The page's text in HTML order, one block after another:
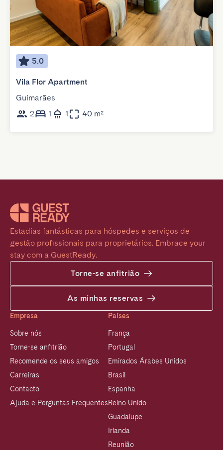
5.0
Vila Flor Apartment
Guimarães
2
1 1 40 m²
Estadias fantásticas para hóspedes e serviços de
gestão profissionais para proprietários. Embrace your
stay com a GuestReady.
Torne-se anfitrião
As minhas reservas
Empresa
Sobre nós
Torne-se anfitrião
Recomende os seus amigos
Carreiras
Contacto
Ajuda e Perguntas Frequentes
Países
França
Portugal
Emirados Árabes Unidos
Brasil
Espanha
Reino Unido
Guadalupe
Irlanda
Reunião